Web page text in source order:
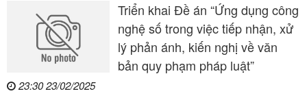
Triển khai Đề án “Ứng dụng công
nghệ số trong việc tiếp nhận, xử
lý phản ánh, kiến nghị về văn
bản quy phạm pháp luật”
23:30 23/02/2025